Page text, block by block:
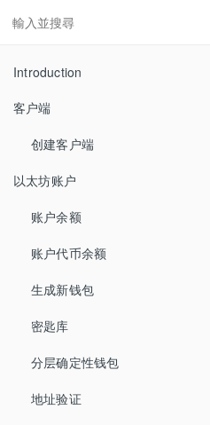
Introduction
客户端
创建客户端
以太坊账户
账户余额
账户代币余额
生成新钱包
密匙库
分层确定性钱包
地址验证